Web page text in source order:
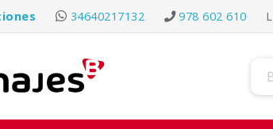
34640217132 978 602 610